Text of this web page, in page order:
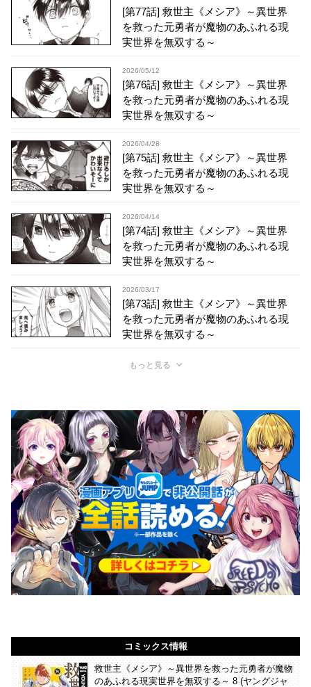
[第77話] 救世主《メシア》～異世界
を救った元勇者が魔物のあふれる現
実世界を無双する～
2026/05/12
[第76話] 救世主《メシア》～異世界
を救った元勇者が魔物のあふれる現
実世界を無双する～
2026/04/28
[第75話] 救世主《メシア》～異世界
を救った元勇者が魔物のあふれる現
実世界を無双する～
2026/04/14
[第74話] 救世主《メシア》～異世界
を救った元勇者が魔物のあふれる現
実世界を無双する～
2026/03/17
[第73話] 救世主《メシア》～異世界
を救った元勇者が魔物のあふれる現
実世界を無双する～
もっと見る
コミックス情報
救世主《メシア》～異世界を救った元勇者が魔物
のあふれる現実世界を無双する～ 8 (ヤングジャ